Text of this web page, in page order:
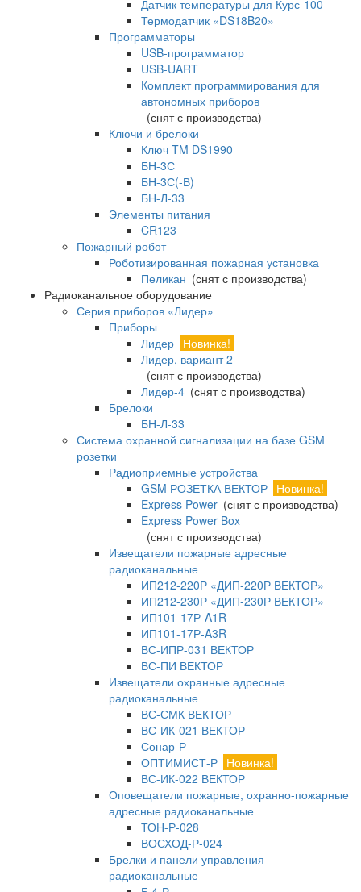
Датчик температуры для Курс-100
Термодатчик «DS18B20»
Программаторы
USB-программатор
USB-UART
Комплект программирования для
автономных приборов
(снят с производства)
Ключи и брелоки
Ключ TM DS1990
БН-3С
БН-3С(-В)
БН-Л-33
Элементы питания
CR123
Пожарный робот
Роботизированная пожарная установка
Пеликан (снят с производства)
Радиоканальное оборудование
Серия приборов «Лидер»
Приборы
Лидер Новинка!
Лидер, вариант 2
(снят с производства)
Лидер-4 (снят с производства)
Брелоки
БН-Л-33
Система охранной сигнализации на базе GSM
розетки
Радиоприемные устройства
GSM РОЗЕТКА ВЕКТОР Новинка!
Express Power (снят с производства)
Express Power Box
(снят с производства)
Извещатели пожарные адресные
радиоканальные
ИП212-220Р «ДИП-220Р ВЕКТОР»
ИП212-230Р «ДИП-230Р ВЕКТОР»
ИП101-17Р-A1R
ИП101-17Р-A3R
ВС-ИПР-031 ВЕКТОР
ВС-ПИ ВЕКТОР
Извещатели охранные адресные
радиоканальные
ВС-СМК ВЕКТОР
ВС-ИК-021 ВЕКТОР
Сонар-Р
ОПТИМИСТ-Р Новинка!
ВС-ИК-022 ВЕКТОР
Оповещатели пожарные, охранно-пожарные
адресные радиоканальные
ТОН-Р-028
ВОСХОД-Р-024
Брелки и панели управления
радиоканальные